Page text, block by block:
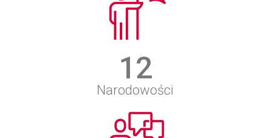
12
Narodowości